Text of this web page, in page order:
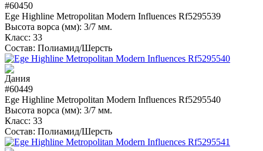
#60450
Ege Highline Metropolitan Modern Influences Rf5295539
Высота ворса (мм): 3/7 мм.
Класс: 33
Состав: Полиамид/Шерсть
#60449
Ege Highline Metropolitan Modern Influences Rf5295540
Высота ворса (мм): 3/7 мм.
Класс: 33
Состав: Полиамид/Шерсть